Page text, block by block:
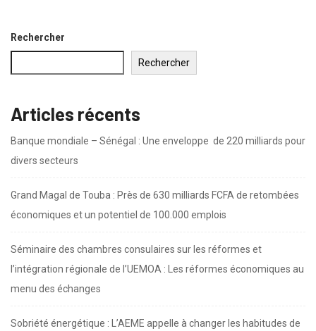
Rechercher
Rechercher
Articles récents
Banque mondiale – Sénégal : Une enveloppe de 220 milliards pour
divers secteurs
Grand Magal de Touba : Près de 630 milliards FCFA de retombées
économiques et un potentiel de 100.000 emplois
Séminaire des chambres consulaires sur les réformes et
l’intégration régionale de l’UEMOA : Les réformes économiques au
menu des échanges
Sobriété énergétique : L’AEME appelle à changer les habitudes de